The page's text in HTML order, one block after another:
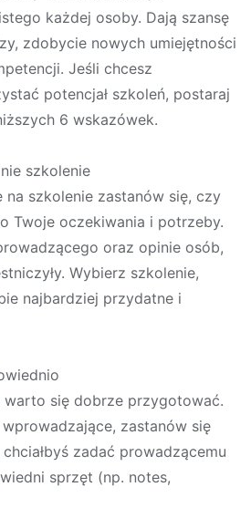
każdej osoby. Dają szansę
zdobycie nowych umiejętności
Jeśli chcesz
potencjał szkoleń, postaraj
6 wskazówek.
szkolenie
na szkolenie zastanów się, czy
Twoje oczekiwania i potrzeby.
oraz opinie osób,
Wybierz szkolenie,
najbardziej przydatne i
warto się dobrze przygotować.
zastanów się
zadać prowadzącemu
sprzęt (np. notes,